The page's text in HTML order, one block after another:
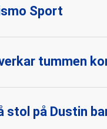
Sport
tummen
stol på Dustin